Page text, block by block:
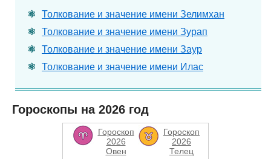
Толкование и значение имени Зелимхан
Толкование и значение имени Зурап
Толкование и значение имени Заур
Толкование и значение имени Илас
Гороскопы на 2026 год
Гороскоп
2026
Овен
Гороскоп
2026
Телец